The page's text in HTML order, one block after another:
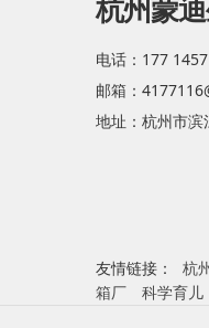
杭州蒙
电话：177
邮箱：
地址：杭州市
友情链接： 杭
箱厂
科学育儿